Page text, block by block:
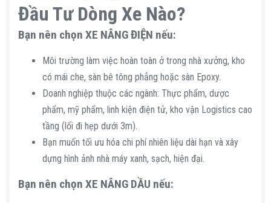
Đầu Tư Dòng Xe Nào?​
Bạn nên chọn XE NÂNG ĐIỆN nếu:​
Môi trường làm việc hoàn toàn ở trong nhà xưởng, kho
có mái che, sàn bê tông phẳng hoặc sàn Epoxy.
Doanh nghiệp thuộc các ngành: Thực phẩm, dược
phẩm, mỹ phẩm, linh kiện điện tử, kho vận Logistics cao
tầng (lối đi hẹp dưới 3m).
Bạn muốn tối ưu hóa chi phí nhiên liệu dài hạn và xây
dựng hình ảnh nhà máy xanh, sạch, hiện đại.
Bạn nên chọn XE NÂNG DẦU nếu:​